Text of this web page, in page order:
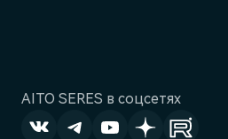
AITO SERES в соцсетях